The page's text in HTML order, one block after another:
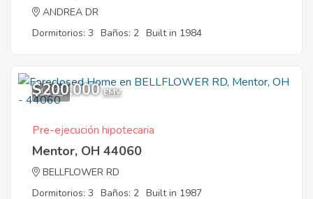
ANDREA DR
Dormitorios: 3 Baños: 2 Built in 1984
10
$200,000 EMV
Pre-ejecución hipotecaria
Mentor, OH 44060
BELLFLOWER RD
Dormitorios: 3 Baños: 2 Built in 1987